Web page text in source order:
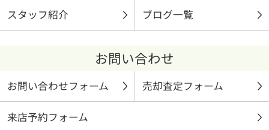
スタッフ紹介 ブログ一覧
お問い合わせ
お問い合わせフォーム 売却査定フォーム
来店予約フォーム